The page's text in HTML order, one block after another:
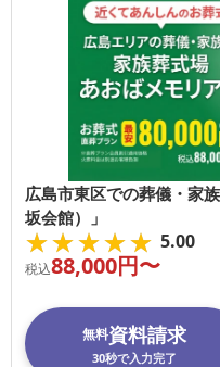
広島市東区での葬儀・家
坂会館）」
★★★★★
★★★★★ 5.00
税込88,000円〜
無料資料請求
30秒で入力完了